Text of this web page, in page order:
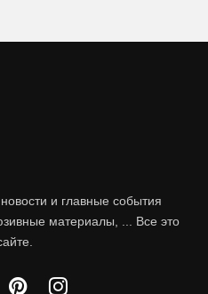
и главные события
материалы, ... Все это